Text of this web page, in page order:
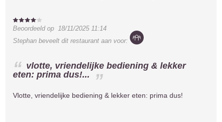
Beoordeeld op18/11/2025 11:14
Stephan beveelt dit restaurant aan voor:
vlotte, vriendelijke bediening & lekker
eten: prima dus!...
Vlotte, vriendelijke bediening & lekker eten: prima dus!